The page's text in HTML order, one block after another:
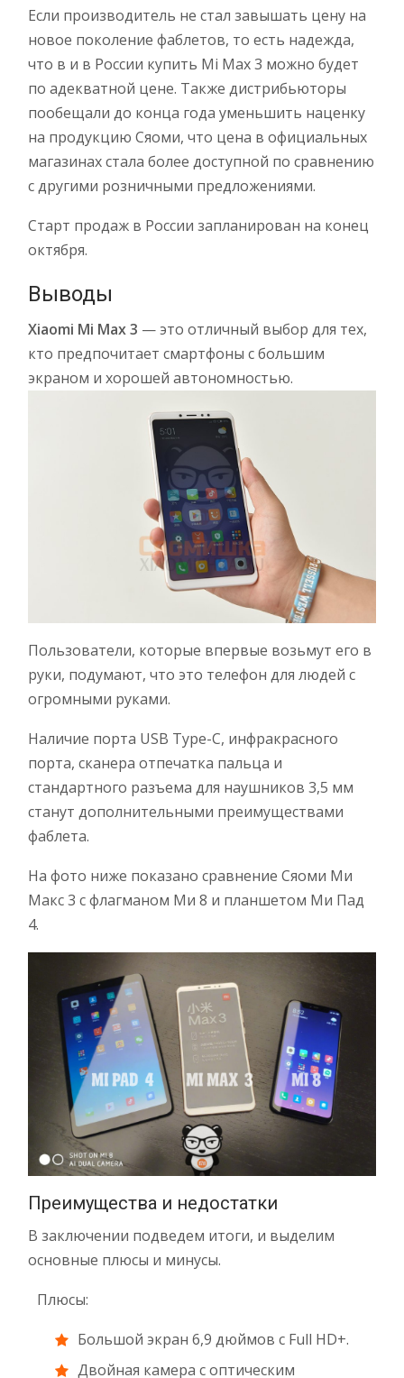
Если производитель не стал завышать цену на
новое поколение фаблетов, то есть надежда,
что в и в России купить Mi Max 3 можно будет
по адекватной цене. Также дистрибьюторы
пообещали до конца года уменьшить наценку
на продукцию Сяоми, что цена в официальных
магазинах стала более доступной по сравнению
с другими розничными предложениями.
Старт продаж в России запланирован на конец
октября.
Выводы
Xiaomi Mi Max 3 — это отличный выбор для тех,
кто предпочитает смартфоны с большим
экраном и хорошей автономностью.
Пользователи, которые впервые возьмут его в
руки, подумают, что это телефон для людей с
огромными руками.
Наличие порта USB Type-C, инфракрасного
порта, сканера отпечатка пальца и
стандартного разъема для наушников 3,5 мм
станут дополнительными преимуществами
фаблета.
На фото ниже показано сравнение Сяоми Ми
Макс 3 с флагманом Ми 8 и планшетом Ми Пад
4.
Преимущества и недостатки
В заключении подведем итоги, и выделим
основные плюсы и минусы.
Плюсы:
Большой экран 6,9 дюймов с Full HD+.
Двойная камера с оптическим